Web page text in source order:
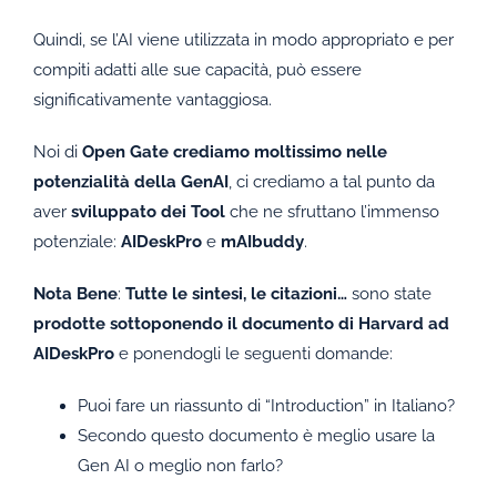
Quindi, se l’AI viene utilizzata in modo appropriato e per
compiti adatti alle sue capacità, può essere
significativamente vantaggiosa.
Noi di Open Gate crediamo moltissimo nelle
potenzialità della GenAI, ci crediamo a tal punto da
aver sviluppato dei Toolche ne sfruttano l’immenso
potenziale: AIDeskProe mAIbuddy.
Nota Bene: Tutte le sintesi, le citazioni…sono state
prodotte sottoponendo il documento di Harvard ad
AIDeskProe ponendogli le seguenti domande:
Puoi fare un riassunto di “Introduction” in Italiano?
Secondo questo documento è meglio usare la
Gen AI o meglio non farlo?